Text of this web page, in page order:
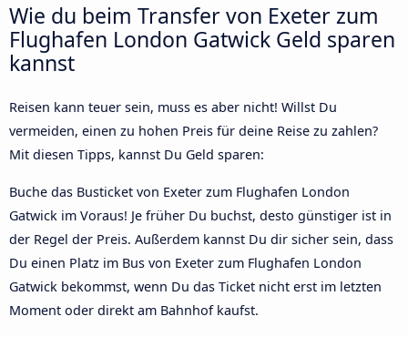
Wie du beim Transfer von Exeter zum
Flughafen London Gatwick Geld sparen
kannst
Reisen kann teuer sein, muss es aber nicht! Willst Du
vermeiden, einen zu hohen Preis für deine Reise zu zahlen?
Mit diesen Tipps, kannst Du Geld sparen:
Buche das Busticket von Exeter zum Flughafen London
Gatwick im Voraus! Je früher Du buchst, desto günstiger ist in
der Regel der Preis. Außerdem kannst Du dir sicher sein, dass
Du einen Platz im Bus von Exeter zum Flughafen London
Gatwick bekommst, wenn Du das Ticket nicht erst im letzten
Moment oder direkt am Bahnhof kaufst.